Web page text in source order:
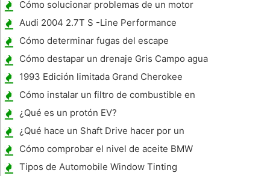
Cómo solucionar problemas de un motor
pronto Light
Audi 2004 2.7T S -Line Performance
Cómo determinar fugas del escape
Cómo destapar un drenaje Gris Campo agua
1993 Edición limitada Grand Cherokee
Especificaciones
Cómo instalar un filtro de combustible en
un 1999 Ford Ranger
¿Qué es un protón EV?
¿Qué hace un Shaft Drive hacer por un
automóvil ?
Cómo comprobar el nivel de aceite BMW
Mirilla
Tipos de Automobile Window Tinting